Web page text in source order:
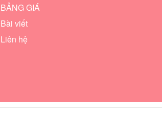
BẢNG GIÁ
Bài viết
Liên hệ